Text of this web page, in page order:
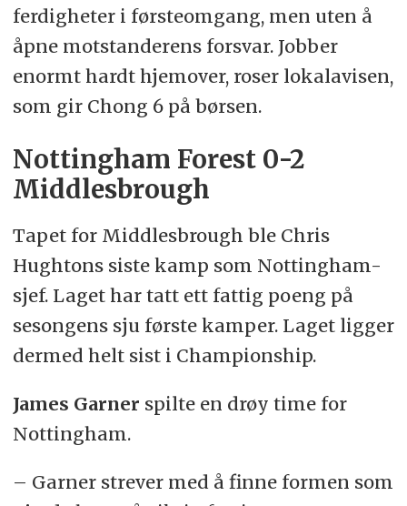
ferdigheter i førsteomgang, men uten å
åpne motstanderens forsvar. Jobber
enormt hardt hjemover, roser lokalavisen,
som gir Chong 6 på børsen.
Nottingham Forest 0-2
Middlesbrough
Tapet for Middlesbrough ble Chris
Hughtons siste kamp som Nottingham-
sjef. Laget har tatt ett fattig poeng på
sesongens sju første kamper. Laget ligger
dermed helt sist i Championship.
James Garner spilte en drøy time for
Nottingham.
– Garner strever med å finne formen som